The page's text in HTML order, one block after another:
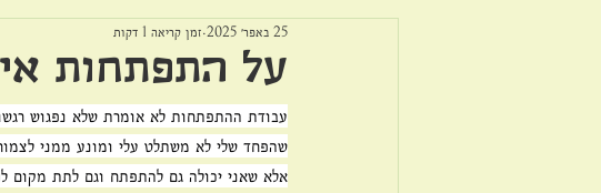
על התפתחות
25 באפר׳ 2025 זמן קריאה 1 דקות
עבודת ההתפתחות לא אומרת שלא נפגוש
שהפחד שלי לא משתלט עלי ומונע ממני
אלא שאני יכולה גם להתפתח וגם לתת מקום